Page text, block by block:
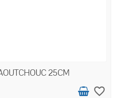
25CM
favorite_border